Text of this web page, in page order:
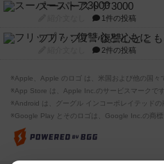
スーパーストア3000
1件の投稿
フリップ７：復讐心ととも
2件の投稿
※Apple、Apple のロゴ は、米国および他の国々
※App Store は、Apple Inc.のサービスマークです
※Android は、グーグル インコーポレイテッドの
※Google Play とそのロゴは、Google Inc.の商標